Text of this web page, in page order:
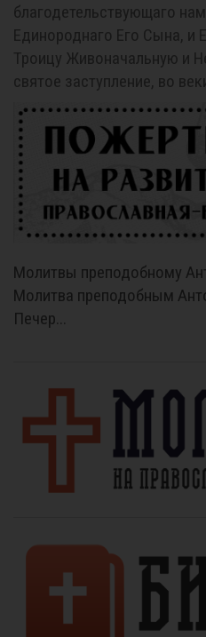
благодетельствующаго
Единороднаго Его Сына, и
Троицу Живоначальную и
святое заступление, во
Молитвы преподобному
Молитва преподобным
Печер...